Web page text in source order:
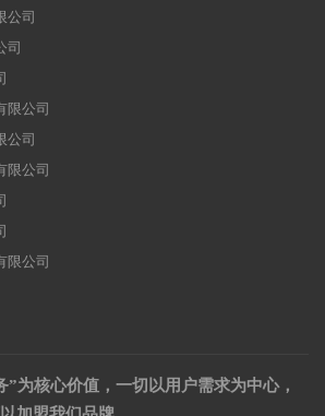
公司
司
限公司
公司
限公司
限公司
”为核心价值，一切以用户需求为中心，